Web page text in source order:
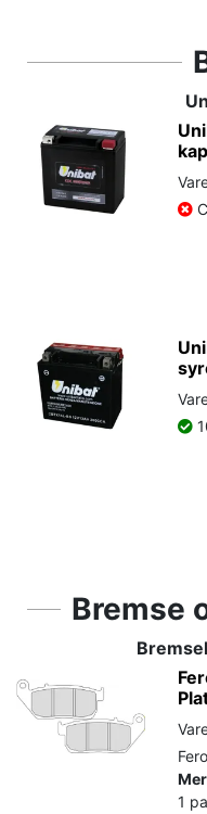
Bremse
1